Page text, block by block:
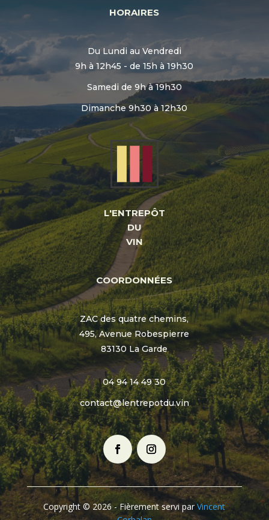
HORAIRES
Du Lundi au Vendredi
9h à 12h45 - de 15h à 19h30
Samedi de 9h à 19h30
Dimanche 9h30 à 12h30
L'ENTREPÔT
DU
VIN
COORDONNÉES
ZAC des quatre chemins,
495, Avenue Robespierre
83130 La Garde
04 94 14 49 30
contact@lentrepotdu.vin
Copyright © 2026 - Fièrement servi parVincent